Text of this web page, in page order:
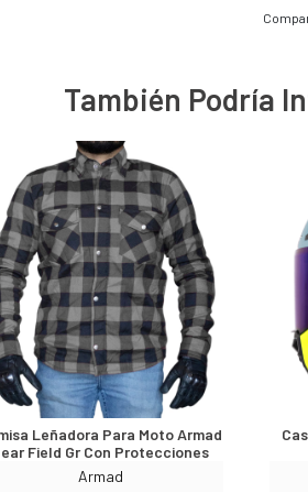
También Podría
Leñadora Para Moto Armad
Field Gr Con Protecciones
Armad